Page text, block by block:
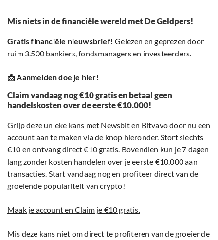
Mis niets in de financiële wereld met De Geldpers!
Gratis financiële nieuwsbrief! Gelezen en geprezen door
ruim 3.500 bankiers, fondsmanagers en investeerders.
📩 Aanmelden doe je hier!
Claim vandaag nog €10 gratis en betaal geen
handelskosten over de eerste €10.000!
Grijp deze unieke kans met Newsbit en Bitvavo door nu een
account aan te maken via de knop hieronder. Stort slechts
€10 en ontvang direct €10 gratis. Bovendien kun je 7 dagen
lang zonder kosten handelen over je eerste €10.000 aan
transacties. Start vandaag nog en profiteer direct van de
groeiende populariteit van crypto!
Maak je account en Claim je €10 gratis.
Mis deze kans niet om direct te profiteren van de groeiende